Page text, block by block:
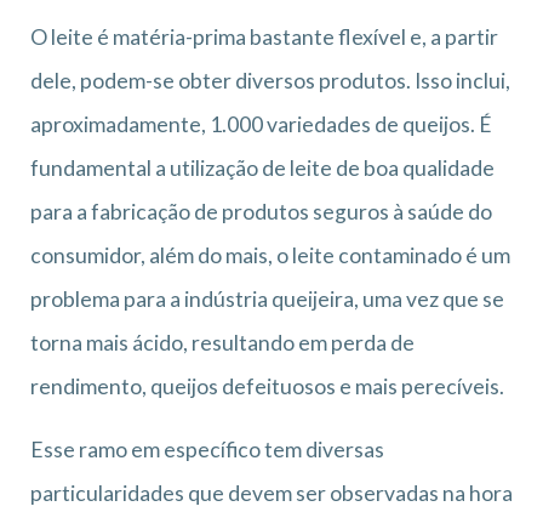
O leite é matéria-prima bastante flexível e, a partir
dele, podem-se obter diversos produtos. Isso inclui,
aproximadamente, 1.000 variedades de queijos. É
fundamental a utilização de leite de boa qualidade
para a fabricação de produtos seguros à saúde do
consumidor, além do mais, o leite contaminado é um
problema para a indústria queijeira, uma vez que se
torna mais ácido, resultando em perda de
rendimento, queijos defeituosos e mais perecíveis.
Esse ramo em específico tem diversas
particularidades que devem ser observadas na hora